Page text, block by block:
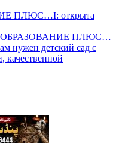
ПЛЮС…I: открыта
ОБРАЗОВАНИЕ ПЛЮС…
нужен детский сад с
качественной